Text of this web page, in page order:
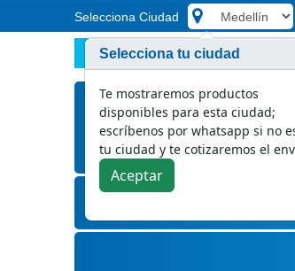
Selecciona Ciudad
Marcas PQP Detergente
Selecciona tu ciudad
Te mostraremos productos
disponibles para esta ciudad;
escríbenos por whatsapp si no
tu ciudad y te cotizaremos el
Aceptar